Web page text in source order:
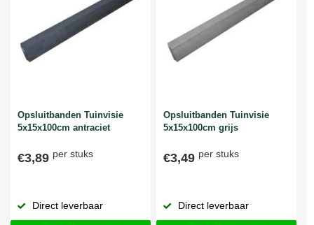
Opsluitbanden Tuinvisie
5x15x100cm antraciet
€3,89 per stuks
Direct leverbaar
Opsluitbanden Tuinvisie
5x15x100cm grijs
€3,49 per stuks
Direct leverbaar